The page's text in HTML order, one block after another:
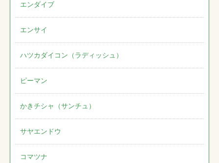
エンダイブ
エンサイ
ハツカダイコン（ラディッシュ）
ピーマン
かきチシャ（サンチュ）
サヤエンドウ
コマツナ